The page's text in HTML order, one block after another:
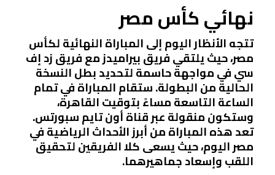
نهائي كأس مصر
تتجه الأنظار اليوم إلى المباراة النهائية لكأس
مصر، حيث يلتقي فريق بيراميدز مع فريق زد إف
سي في مواجهة حاسمة لتحديد بطل النسخة
الحالية من البطولة. ستقام المباراة في تمام
الساعة التاسعة مساءً بتوقيت القاهرة،
وستكون منقولة عبر قناة أون تايم سبورتس.
تعد هذه المباراة من أبرز الأحداث الرياضية في
مصر اليوم، حيث يسعى كلا الفريقين لتحقيق
اللقب وإسعاد جماهيرهما.